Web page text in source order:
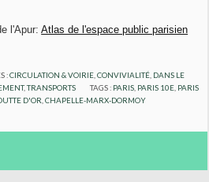
l'Apur:Atlas de l'espace public parisien
:CIRCULATION & VOIRIE, CONVIVIALITÉ, DANS LE
,TRANSPORTS TAGS : PARIS PARIS 10E PARIS
D'OR ,CHAPELLE-MARX-DORMOY